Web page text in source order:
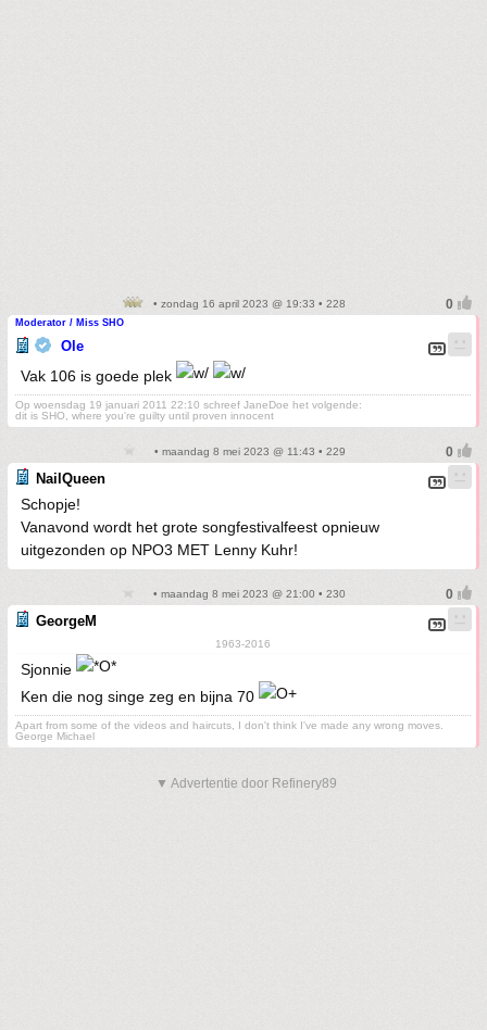
• zondag 16 april 2023 @ 19:33 • 228
Moderator / Miss SHO
Ole
Vak 106 is goede plek
Op woensdag 19 januari 2011 22:10 schreef JaneDoe het volgende:
dit is SHO, where you're guilty until proven innocent
• maandag 8 mei 2023 @ 11:43 • 229
NailQueen
Schopje!
Vanavond wordt het grote songfestivalfeest opnieuw
uitgezonden op NPO3 MET Lenny Kuhr!
• maandag 8 mei 2023 @ 21:00 • 230
GeorgeM
1963-2016
Sjonnie
Ken die nog singe zeg en bijna 70
Apart from some of the videos and haircuts, I don't think I've made any wrong moves.
George Michael
▼ Advertentie door Refinery89